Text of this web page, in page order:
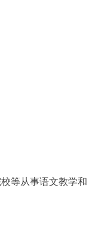
等从事语文教学和